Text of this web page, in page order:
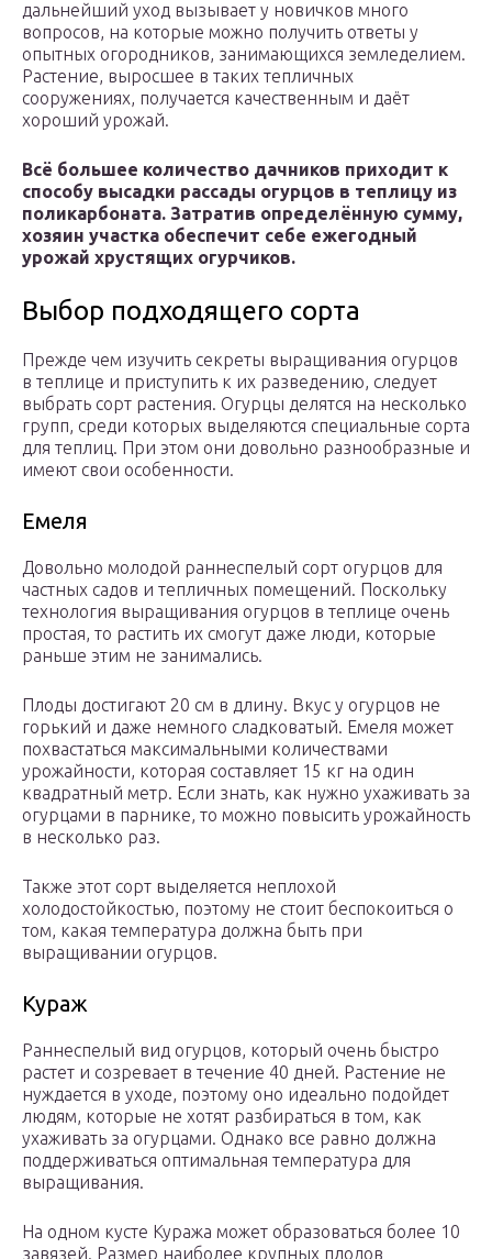
дальнейший уход вызывает у новичков много
вопросов, на которые можно получить ответы у
опытных огородников, занимающихся земледелием.
Растение, выросшее в таких тепличных
сооружениях, получается качественным и даёт
хороший урожай.
Всё большее количество дачников приходит к
способу высадки рассады огурцов в теплицу из
поликарбоната. Затратив определённую сумму,
хозяин участка обеспечит себе ежегодный
урожай хрустящих огурчиков.
Выбор подходящего сорта
Прежде чем изучить секреты выращивания огурцов
в теплице и приступить к их разведению, следует
выбрать сорт растения. Огурцы делятся на несколько
групп, среди которых выделяются специальные сорта
для теплиц. При этом они довольно разнообразные и
имеют свои особенности.
Емеля
Довольно молодой раннеспелый сорт огурцов для
частных садов и тепличных помещений. Поскольку
технология выращивания огурцов в теплице очень
простая, то растить их смогут даже люди, которые
раньше этим не занимались.
Плоды достигают 20 см в длину. Вкус у огурцов не
горький и даже немного сладковатый. Емеля может
похвастаться максимальными количествами
урожайности, которая составляет 15 кг на один
квадратный метр. Если знать, как нужно ухаживать за
огурцами в парнике, то можно повысить урожайность
в несколько раз.
Также этот сорт выделяется неплохой
холодостойкостью, поэтому не стоит беспокоиться о
том, какая температура должна быть при
выращивании огурцов.
Кураж
Раннеспелый вид огурцов, который очень быстро
растет и созревает в течение 40 дней. Растение не
нуждается в уходе, поэтому оно идеально подойдет
людям, которые не хотят разбираться в том, как
ухаживать за огурцами. Однако все равно должна
поддерживаться оптимальная температура для
выращивания.
На одном кусте Куража может образоваться более 10
завязей. Размер наиболее крупных плодов